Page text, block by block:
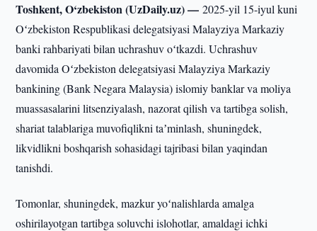
Toshkent, O‘zbekiston (UzDaily.uz) —2025-yil 15-iyul kuni
Oʻzbekiston Respublikasi delegatsiyasi Malayziya Markaziy
banki rahbariyati bilan uchrashuv oʻtkazdi. Uchrashuv
davomida Oʻzbekiston delegatsiyasi Malayziya Markaziy
bankining (Bank Negara Malaysia) islomiy banklar va moliya
muassasalarini litsenziyalash, nazorat qilish va tartibga solish,
shariat talablariga muvofiqlikni taʼminlash, shuningdek,
likvidlikni boshqarish sohasidagi tajribasi bilan yaqindan
tanishdi.
Tomonlar, shuningdek, mazkur yoʻnalishlarda amalga
oshirilayotgan tartibga soluvchi islohotlar, amaldagi ichki